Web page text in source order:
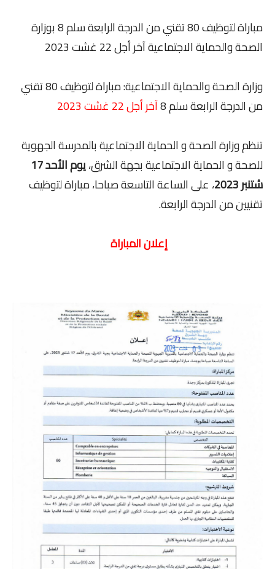
مباراة لتوظيف 80 تقني من الدرجة الرابعة سلم 8 بوزارة
الصحة والحماية الاجتماعية آخر أجل 22 غشت 2023
وزارة الصحة والحماية الاجتماعية: مباراة لتوظيف 80 تقني
من الدرجة الرابعة سلم 8 آخر أجل 22 غشت 2023
تنظم وزارة الصحة و الحماية الاجتماعية بالمدرسة الجهوية
للصحة و الحماية الاجتماعية بجهة الشرق،
يوم الأحد 17
شتنبر 2023
، على الساعة التاسعة صباحا، مباراة لتوظيف
تقنيين من الدرجة الرابعة.
إعلان المباراة